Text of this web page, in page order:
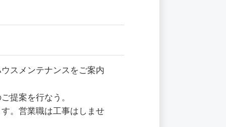
スメンテナンスをご案内
提案を行なう。
。営業職は工事はしませ